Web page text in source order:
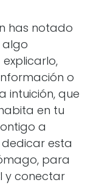
has notado
algo
o
intuición, que
en tu
a
esta
para
y conectar